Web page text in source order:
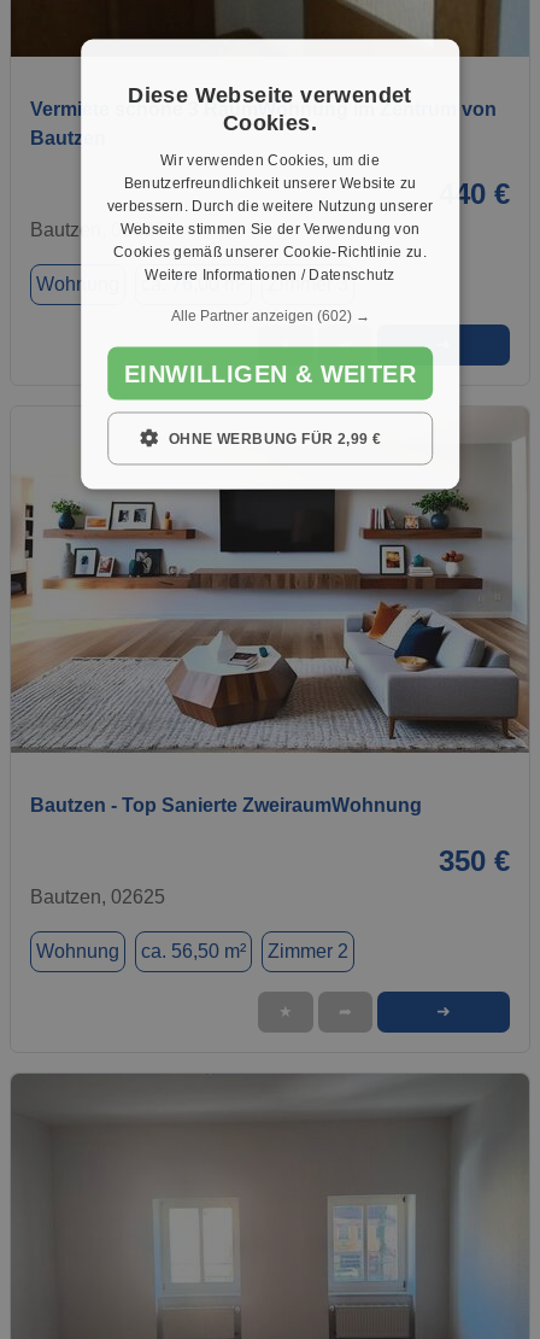
Vermiete schöne 3 RaumWohnung im Zentrum von
Bautzen
440 €
Bautzen, 02625
Wohnung ca. 76,00 m² Zimmer 3
★ ➦
1 / 14
Bautzen - Top Sanierte ZweiraumWohnung
350 €
Bautzen, 02625
Wohnung ca. 56,50 m² Zimmer 2
★ ➦ ➜
Diese Webseite verwendet
Cookies.
Wir verwenden Cookies, um die
Benutzerfreundlichkeit unserer Website zu
verbessern. Durch die weitere Nutzung unserer
Webseite stimmen Sie der Verwendung von
Cookies gemäß unserer Cookie-Richtlinie zu.
Weitere Informationen / Datenschutz
Alle Partner anzeigen (602) →
EINWILLIGEN & WEITER
OHNE WERBUNG FÜR 2,99 €